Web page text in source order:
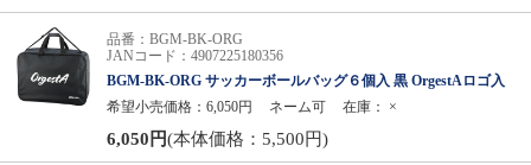
品番：BGM-BK-ORG
JANコード：4907225180356
BGM-BK-ORG サッカーボールバッグ６個入 黒 OrgestAロゴ入
希望小売価格：6,050円
ネーム可 在庫： ×
6,050円(本体価格：5,500円)